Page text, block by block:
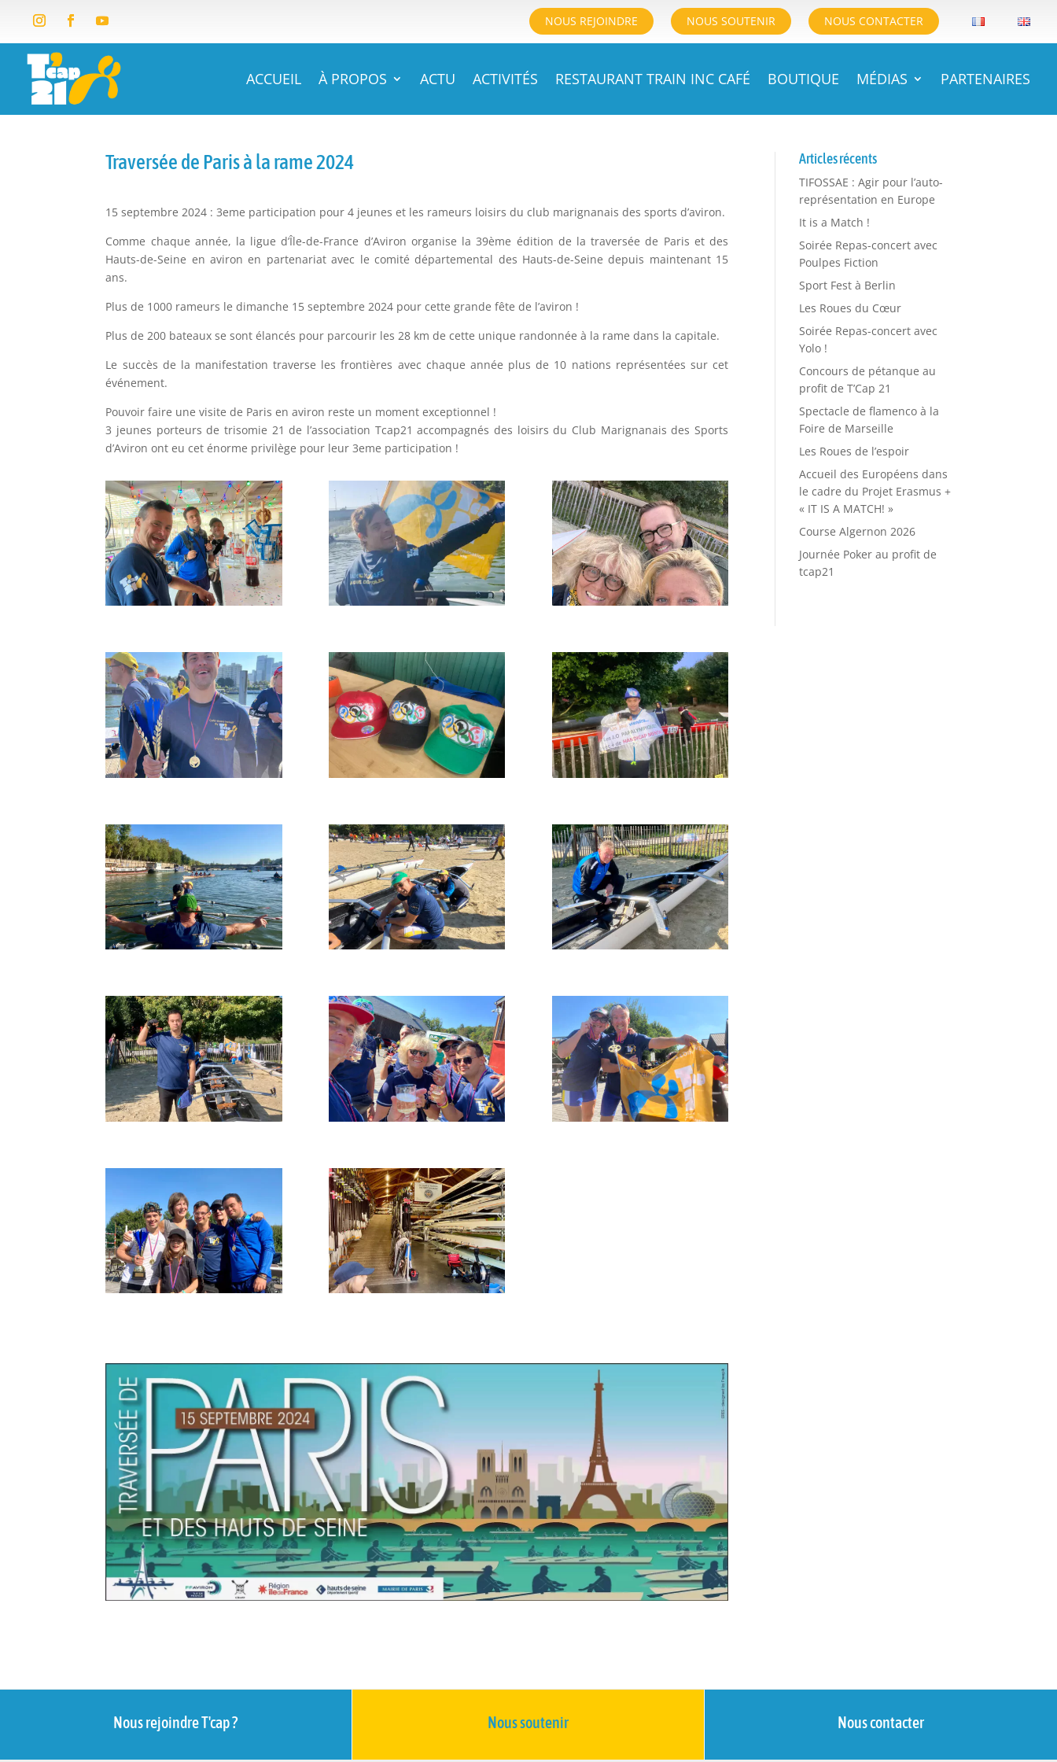
NOUS REJOINDRE NOUS SOUTENIR NOUS CONTACTER
ACCUEIL À PROPOS ACTU ACTIVITÉS RESTAURANT TRAIN INC CAFÉ BOUTIQUE MÉDIAS PARTENAIRES
Traversée de Paris à la rame 2024
​15 septembre 2024 : 3eme participation pour 4 jeunes et les rameurs loisirs du club marignanais des sports d’aviron.
Comme chaque année, la ligue d’Île-de-France d’Aviron organise la 39ème édition de la traversée de Paris et des
Hauts-de-Seine en aviron en partenariat avec le comité départemental des Hauts-de-Seine depuis maintenant 15
ans.
Plus de 1000 rameurs le dimanche 15 septembre 2024 pour cette grande fête de l’aviron !
Plus de 200 bateaux se sont élancés pour parcourir les 28 km de cette unique randonnée à la rame dans la capitale.
Le succès de la manifestation traverse les frontières avec chaque année plus de 10 nations représentées sur cet
événement.
Pouvoir faire une visite de Paris en aviron reste un moment exceptionnel !
3 jeunes porteurs de trisomie 21 de l’association Tcap21 accompagnés des loisirs du Club Marignanais des Sports
d’Aviron ont eu cet énorme privilège pour leur 3eme participation !
Articles récents
TIFOSSAE : Agir pour l’auto-
représentation en Europe
It is a Match !
Soirée Repas-concert avec
Poulpes Fiction
Sport Fest à Berlin
Les Roues du Cœur
Soirée Repas-concert avec
Yolo !
Concours de pétanque au
profit de T’Cap 21
Spectacle de flamenco à la
Foire de Marseille
Les Roues de l’espoir
Accueil des Européens dans
le cadre du Projet Erasmus +
« IT IS A MATCH! »
Course Algernon 2026
Journée Poker au profit de
tcap21
Nous rejoindre T'cap ? Nous soutenir Nous contacter